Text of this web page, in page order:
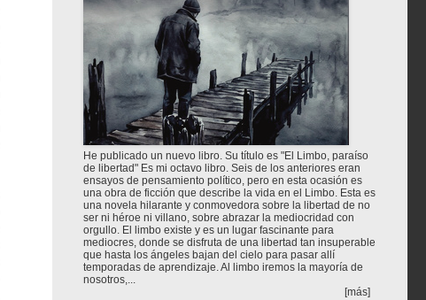
He publicado un nuevo libro. Su título es "El Limbo, paraíso
de libertad" Es mi octavo libro. Seis de los anteriores eran
ensayos de pensamiento político, pero en esta ocasión es
una obra de ficción que describe la vida en el Limbo. Esta es
una novela hilarante y conmovedora sobre la libertad de no
ser ni héroe ni villano, sobre abrazar la mediocridad con
orgullo. El limbo existe y es un lugar fascinante para
mediocres, donde se disfruta de una libertad tan insuperable
que hasta los ángeles bajan del cielo para pasar allí
temporadas de aprendizaje. Al limbo iremos la mayoría de
nosotros,...
[más]